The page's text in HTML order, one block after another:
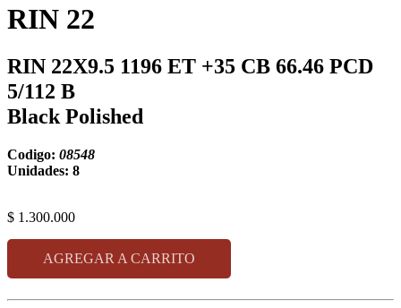
RIN 22
RIN 22X9.5 1196 ET +35 CB 66.46 PCD
5/112 B
Black Polished
Codigo: 08548
Unidades: 8
$ 1.300.000
AGREGAR A CARRITO